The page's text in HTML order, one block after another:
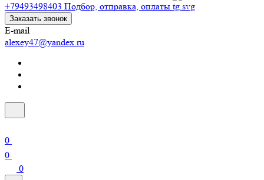
+79493498403 Подбор, отправка, оплаты
Заказать звонок
E-mail
alexey47@yandex.ru
0
0
0